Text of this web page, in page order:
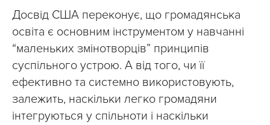
Досвід США переконує, що громадянська
освіта є основним інструментом у навчанні
“маленьких змінотворців” принципів
суспільного устрою. А від того, чи її
ефективно та системно використовують,
залежить, наскільки легко громадяни
інтегруються у спільноти і наскільки